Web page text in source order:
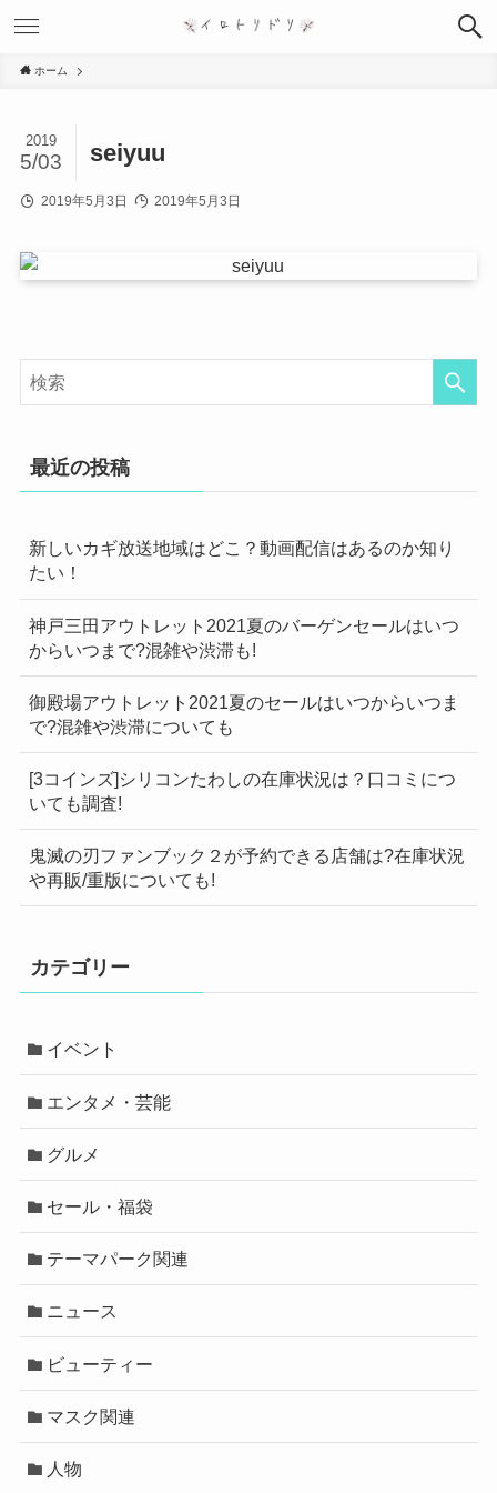
ホーム
seiyuu
2019
5/03
2019年5月3日 2019年5月3日
最近の投稿
新しいカギ放送地域はどこ？動画配信はあるのか知り
たい！
神戸三田アウトレット2021夏のバーゲンセールはいつ
からいつまで?混雑や渋滞も!
御殿場アウトレット2021夏のセールはいつからいつま
で?混雑や渋滞についても
[3コインズ]シリコンたわしの在庫状況は？口コミにつ
いても調査!
鬼滅の刃ファンブック２が予約できる店舗は?在庫状況
や再販/重版についても!
カテゴリー
イベント
エンタメ・芸能
グルメ
セール・福袋
テーマパーク関連
ニュース
ビューティー
マスク関連
人物